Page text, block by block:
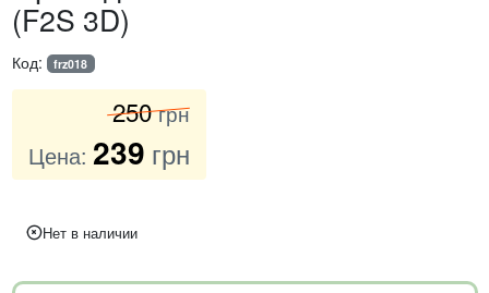
(F2S 3D)
Код: frz018
250 грн
Цена: 239 грн
Нет в наличии